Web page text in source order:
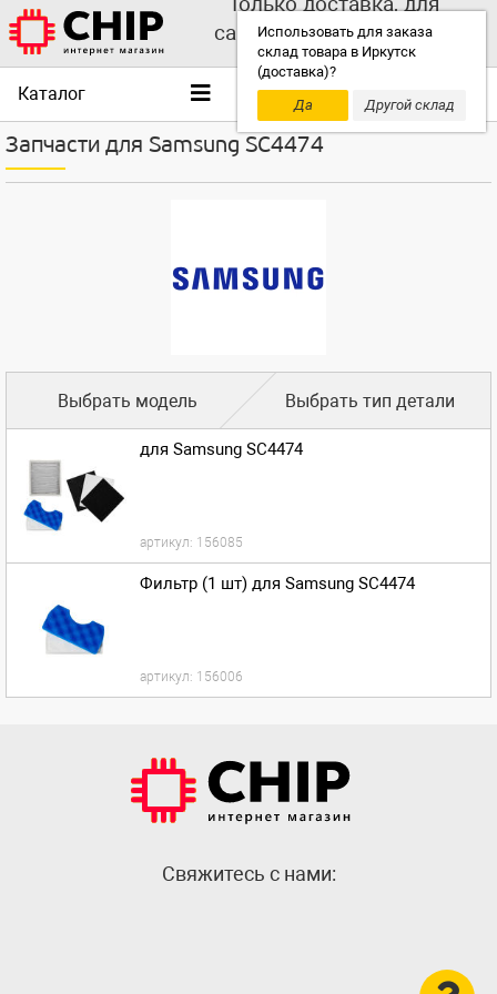
Использовать для заказа
склад товара в Иркутск
(доставка)?
Да
Другой склад
самовывоза выбирайте
другой склад!
Каталог
Запчасти для Samsung SC4474
Выбрать модель Выбрать тип детали
для Samsung SC4474
артикул: 156085
Фильтр (1 шт) для Samsung SC4474
артикул: 156006
Cвяжитесь с нами: